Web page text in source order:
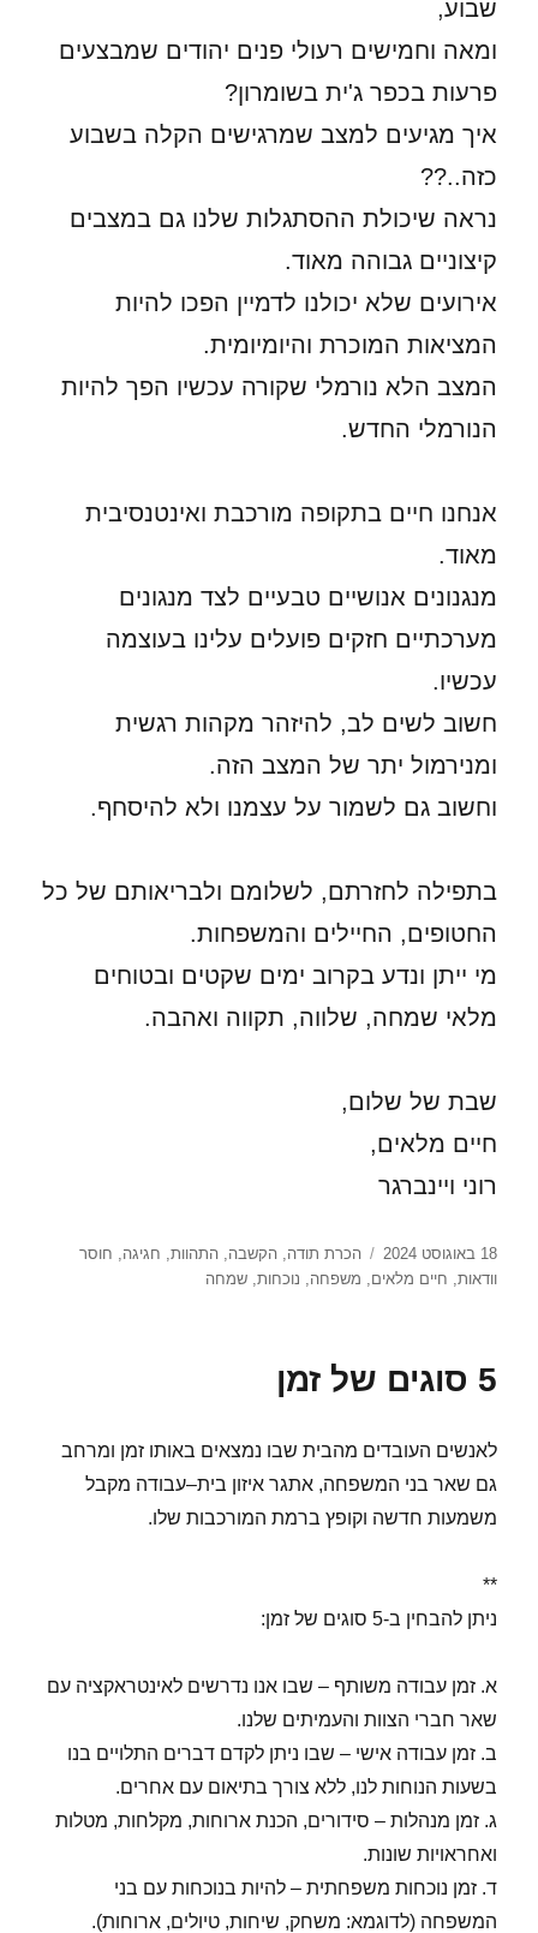
שבוע,
ומאה וחמישים רעולי פנים יהודים שמבצעים
פרעות בכפר ג'ית בשומרון?
איך מגיעים למצב שמרגישים הקלה בשבוע
כזה..??
נראה שיכולת ההסתגלות שלנו גם במצבים
קיצוניים גבוהה מאוד.
אירועים שלא יכולנו לדמיין הפכו להיות
המציאות המוכרת והיומיומית.
המצב הלא נורמלי שקורה עכשיו הפך להיות
הנורמלי החדש.
אנחנו חיים בתקופה מורכבת ואינטנסיבית
מאוד.
מנגנונים אנושיים טבעיים לצד מנגונים
מערכתיים חזקים פועלים עלינו בעוצמה
עכשיו.
חשוב לשים לב, להיזהר מקהות רגשית
ומנירמול יתר של המצב הזה.
וחשוב גם לשמור על עצמנו ולא להיסחף.
בתפילה לחזרתם, לשלומם ולבריאותם של כל
החטופים, החיילים והמשפחות.
מי ייתן ונדע בקרוב ימים שקטים ובטוחים
מלאי שמחה, שלווה, תקווה ואהבה.
שבת של שלום,
חיים מלאים,
רוני ויינברגר
פורסם
בתאריך
18 באוגוסט 2024 תגיות
הכרת תודה,הקשבה,התהוות, חגיגה, חוסר
וודאות, חיים מלאים, משפחה, נוכחות,שמחה
5 סוגים של זמן
לאנשים העובדים מהבית שבו נמצאים באותו זמן ומרחב
גם שאר בני המשפחה, אתגר איזון בית–עבודה מקבל
משמעות חדשה וקופץ ברמת המורכבות שלו.
**
ניתן להבחין ב-5 סוגים של זמן:
א. זמן עבודה משותף – שבו אנו נדרשים לאינטראקציה עם
שאר חברי הצוות והעמיתים שלנו.
ב. זמן עבודה אישי – שבו ניתן לקדם דברים התלויים בנו
בשעות הנוחות לנו, ללא צורך בתיאום עם אחרים.
ג. זמן מנהלות – סידורים, הכנת ארוחות, מקלחות, מטלות
ואחראויות שונות.
ד. זמן נוכחות משפחתית – להיות בנוכחות עם בני
המשפחה (לדוגמא: משחק, שיחות, טיולים, ארוחות).